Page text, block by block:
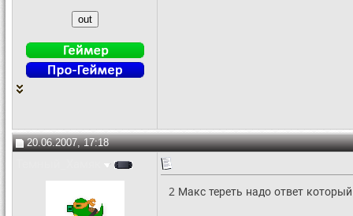
20.06.2007, 17:18
2 Макс тереть надо ответ